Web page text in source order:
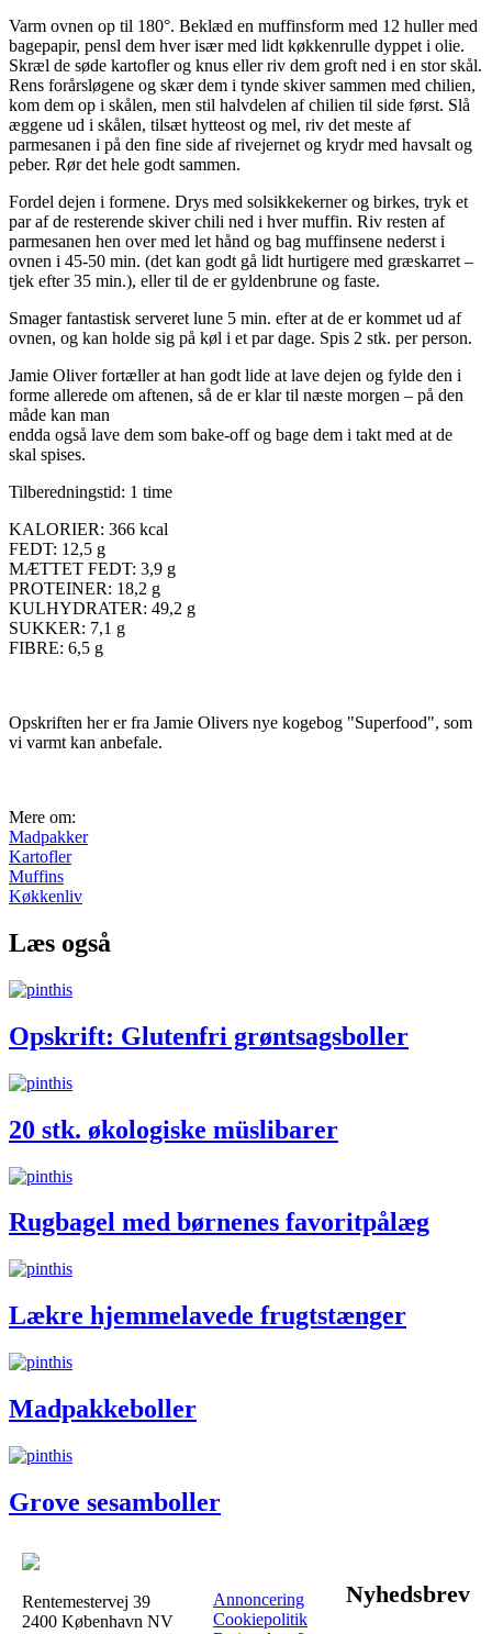
Varm ovnen op til 180°. Beklæd en muffinsform med 12 huller med
bagepapir, pensl dem hver især med lidt køkkenrulle dyppet i olie.
Skræl de søde kartofler og knus eller riv dem groft ned i en stor skål.
Rens forårsløgene og skær dem i tynde skiver sammen med chilien,
kom dem op i skålen, men stil halvdelen af chilien til side først. Slå
æggene ud i skålen, tilsæt hytteost og mel, riv det meste af
parmesanen i på den fine side af rivejernet og krydr med havsalt og
peber. Rør det hele godt sammen.
Fordel dejen i formene. Drys med solsikkekerner og birkes, tryk et
par af de resterende skiver chili ned i hver muffin. Riv resten af
parmesanen hen over med let hånd og bag muffinsene nederst i
ovnen i 45-50 min. (det kan godt gå lidt hurtigere med græskarret –
tjek efter 35 min.), eller til de er gyldenbrune og faste.
Smager fantastisk serveret lune 5 min. efter at de er kommet ud af
ovnen, og kan holde sig på køl i et par dage. Spis 2 stk. per person.
Jamie Oliver fortæller at han godt lide at lave dejen og fylde den i
forme allerede om aftenen, så de er klar til næste morgen – på den
måde kan man
endda også lave dem som bake-off og bage dem i takt med at de
skal spises.
Tilberedningstid: 1 time
KALORIER: 366 kcal
FEDT: 12,5 g
MÆTTET FEDT: 3,9 g
PROTEINER: 18,2 g
KULHYDRATER: 49,2 g
SUKKER: 7,1 g
FIBRE: 6,5 g
Opskriften her er fra Jamie Olivers nye kogebog "Superfood", som
vi varmt kan anbefale.
Mere om:
Madpakker
Kartofler
Muffins
Køkkenliv
Læs også
Opskrift: Glutenfri grøntsagsboller
20 stk. økologiske müslibarer
Rugbagel med børnenes favoritpålæg
Lækre hjemmelavede frugtstænger
Madpakkeboller
Grove sesamboller
Rentemestervej 39
2400 København NV
Annoncering
Cookiepolitik
Nyhedsbrev